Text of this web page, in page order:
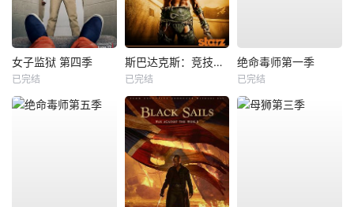
女子监狱 第四季
已完结
斯巴达克斯：竞技场之神
已完结
绝命毒师第一季
已完结